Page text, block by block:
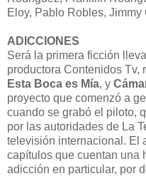
Eloy, Pablo Robles,
ADICCIONES
Será la primera ficción
productora Contenidos Tv,
Esta Boca es Mía, y
proyecto que comenzó a
cuando se grabó el piloto,
por las autoridades de La
televisión internacional. El
capítulos que cuentan una
adicción en particular, por